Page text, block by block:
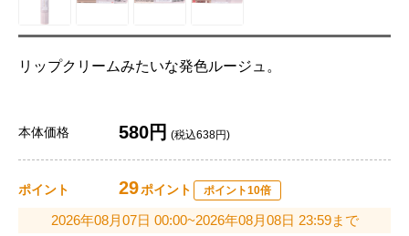
リップクリームみたいな発色ルージュ。
本体価格 580円 (税込638円)
ポイント 29ポイント ポイント10倍
2026年08月07日 00:00~2026年08月08日 23:59まで